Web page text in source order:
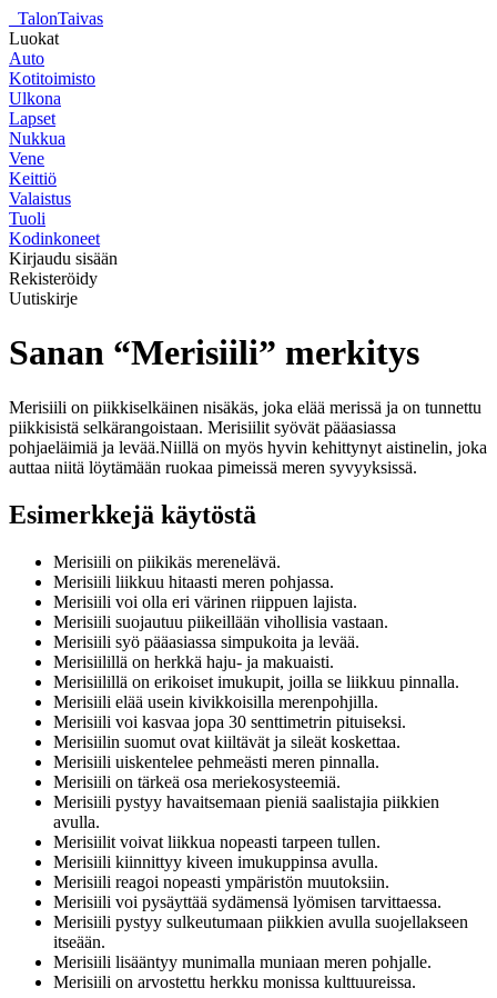
TalonTaivas
Luokat
Auto
Kotitoimisto
Ulkona
Lapset
Nukkua
Vene
Keittiö
Valaistus
Tuoli
Kodinkoneet
Kirjaudu sisään
Rekisteröidy
Uutiskirje
Sanan “Merisiili” merkitys
Merisiili on piikkiselkäinen nisäkäs, joka elää merissä ja on tunnettu
piikkisistä selkärangoistaan. Merisiilit syövät pääasiassa
pohjaeläimiä ja levää.Niillä on myös hyvin kehittynyt aistinelin, joka
auttaa niitä löytämään ruokaa pimeissä meren syvyyksissä.
Esimerkkejä käytöstä
Merisiili on piikikäs merenelävä.
Merisiili liikkuu hitaasti meren pohjassa.
Merisiili voi olla eri värinen riippuen lajista.
Merisiili suojautuu piikeillään vihollisia vastaan.
Merisiili syö pääasiassa simpukoita ja levää.
Merisiilillä on herkkä haju- ja makuaisti.
Merisiilillä on erikoiset imukupit, joilla se liikkuu pinnalla.
Merisiili elää usein kivikkoisilla merenpohjilla.
Merisiili voi kasvaa jopa 30 senttimetrin pituiseksi.
Merisiilin suomut ovat kiiltävät ja sileät koskettaa.
Merisiili uiskentelee pehmeästi meren pinnalla.
Merisiili on tärkeä osa meriekosysteemiä.
Merisiili pystyy havaitsemaan pieniä saalistajia piikkien
avulla.
Merisiilit voivat liikkua nopeasti tarpeen tullen.
Merisiili kiinnittyy kiveen imukuppinsa avulla.
Merisiili reagoi nopeasti ympäristön muutoksiin.
Merisiili voi pysäyttää sydämensä lyömisen tarvittaessa.
Merisiili pystyy sulkeutumaan piikkien avulla suojellakseen
itseään.
Merisiili lisääntyy munimalla muniaan meren pohjalle.
Merisiili on arvostettu herkku monissa kulttuureissa.